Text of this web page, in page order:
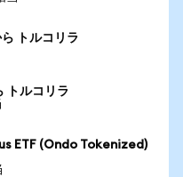
トルコリラ
トルコリラ
ETF (Ondo Tokenized)